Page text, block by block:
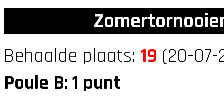
Behaalde plaats: 19 (20-07-
Poule B: 1 punt